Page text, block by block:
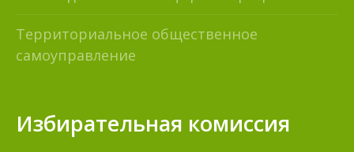
Территориальное общественное
самоуправление
Избирательная комиссия